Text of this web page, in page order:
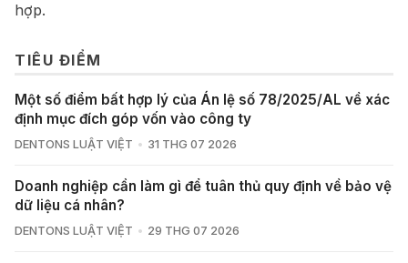
hợp.
TIÊU ĐIỂM
Một số điểm bất hợp lý của Án lệ số 78/2025/AL về xác
định mục đích góp vốn vào công ty
DENTONS LUẬT VIỆT 31 THG 07 2026
Doanh nghiệp cần làm gì để tuân thủ quy định về bảo vệ
dữ liệu cá nhân?
DENTONS LUẬT VIỆT 29 THG 07 2026